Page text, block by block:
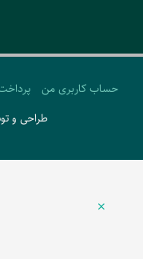
حساب کاربری من
طراحی و